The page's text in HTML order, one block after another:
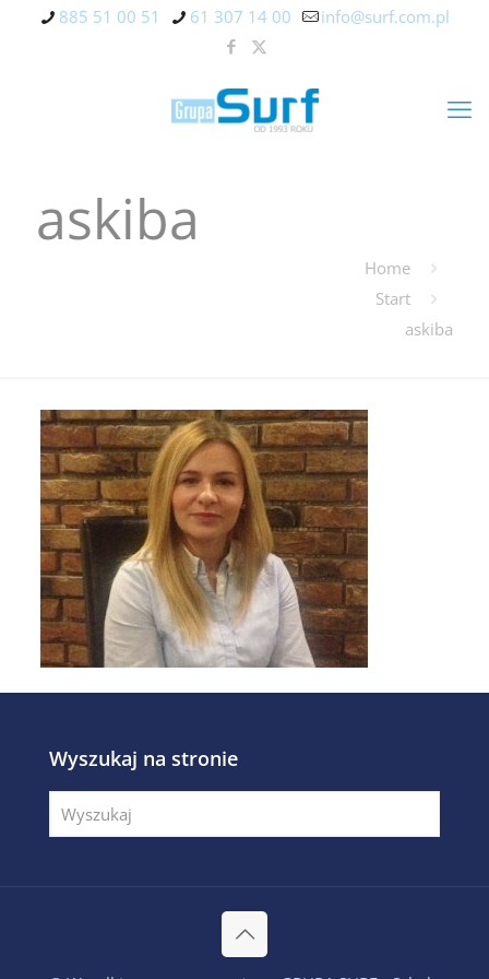
885 51 00 51 61 307 14 00 info@surf.com.pl
askiba
Home
Start
askiba
Wyszukaj na stronie